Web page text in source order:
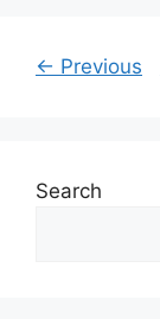
← Previous
Search